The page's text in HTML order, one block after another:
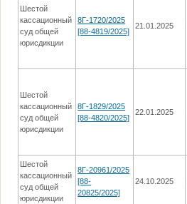
Шестой
кассационный
суд общей
юрисдикции
8Г-1720/2025
[88-4819/2025]
21.01.2025
Шестой
кассационный
суд общей
юрисдикции
8Г-1829/2025
[88-4820/2025]
22.01.2025
Шестой
кассационный
суд общей
юрисдикции
8Г-20961/2025
[88-
20825/2025]
24.10.2025